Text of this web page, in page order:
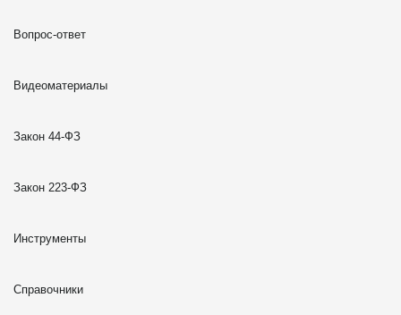
Вопрос-ответ
Видеоматериалы
Закон 44-ФЗ
Закон 223-ФЗ
Инструменты
Справочники